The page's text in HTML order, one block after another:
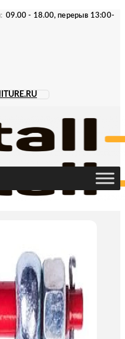
09.00 - 18.00, перерыв 13:00-